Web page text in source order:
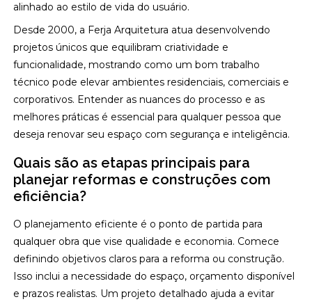
alinhado ao estilo de vida do usuário.
Desde 2000, a Ferja Arquitetura atua desenvolvendo
projetos únicos que equilibram criatividade e
funcionalidade, mostrando como um bom trabalho
técnico pode elevar ambientes residenciais, comerciais e
corporativos. Entender as nuances do processo e as
melhores práticas é essencial para qualquer pessoa que
deseja renovar seu espaço com segurança e inteligência.
Quais são as etapas principais para
planejar reformas e construções com
eficiência?
O planejamento eficiente é o ponto de partida para
qualquer obra que vise qualidade e economia. Comece
definindo objetivos claros para a reforma ou construção.
Isso inclui a necessidade do espaço, orçamento disponível
e prazos realistas. Um projeto detalhado ajuda a evitar